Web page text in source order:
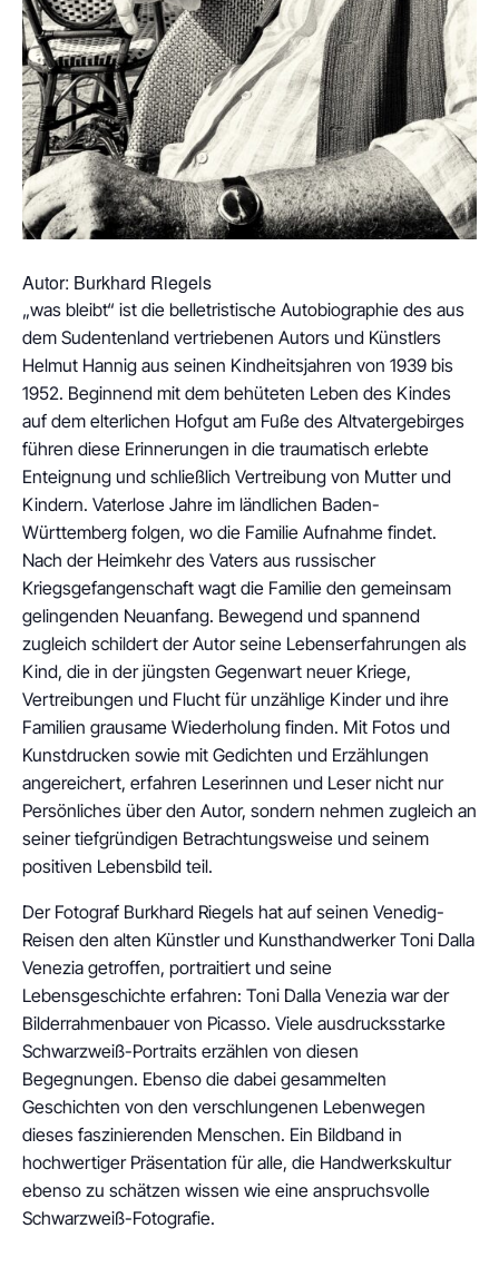
Autor: Burkhard Riegels
„was bleibt“ ist die belletristische Autobiographie des aus
dem Sudentenland vertriebenen Autors und Künstlers
Helmut Hannig aus seinen Kindheitsjahren von 1939 bis
1952. Beginnend mit dem behüteten Leben des Kindes
auf dem elterlichen Hofgut am Fuße des Altvatergebirges
führen diese Erinnerungen in die traumatisch erlebte
Enteignung und schließlich Vertreibung von Mutter und
Kindern. Vaterlose Jahre im ländlichen Baden-
Württemberg folgen, wo die Familie Aufnahme findet.
Nach der Heimkehr des Vaters aus russischer
Kriegsgefangenschaft wagt die Familie den gemeinsam
gelingenden Neuanfang. Bewegend und spannend
zugleich schildert der Autor seine Lebenserfahrungen als
Kind, die in der jüngsten Gegenwart neuer Kriege,
Vertreibungen und Flucht für unzählige Kinder und ihre
Familien grausame Wiederholung finden. Mit Fotos und
Kunstdrucken sowie mit Gedichten und Erzählungen
angereichert, erfahren Leserinnen und Leser nicht nur
Persönliches über den Autor, sondern nehmen zugleich an
seiner tiefgründigen Betrachtungsweise und seinem
positiven Lebensbild teil.
Der Fotograf Burkhard Riegels hat auf seinen Venedig-
Reisen den alten Künstler und Kunsthandwerker Toni Dalla
Venezia getroffen, portraitiert und seine
Lebensgeschichte erfahren: Toni Dalla Venezia war der
Bilderrahmenbauer von Picasso. Viele ausdrucksstarke
Schwarzweiß-Portraits erzählen von diesen
Begegnungen. Ebenso die dabei gesammelten
Geschichten von den verschlungenen Lebenwegen
dieses faszinierenden Menschen. Ein Bildband in
hochwertiger Präsentation für alle, die Handwerkskultur
ebenso zu schätzen wissen wie eine anspruchsvolle
Schwarzweiß-Fotografie.